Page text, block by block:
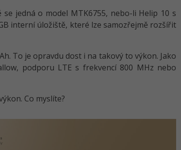
jedná o model MTK6755, nebo-li Helip 10 s
interní úložiště, které lze samozřejmě rozšířit
To je opravdu dost i na takový to výkon. Jako
podporu LTE s frekvencí 800 MHz nebo
Co myslíte?